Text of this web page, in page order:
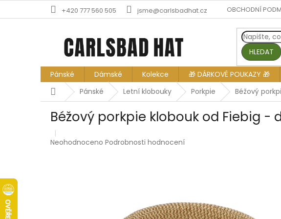
+420 777 560 505 jsme@carlsbadhat.cz OBCHODNÍ
HLEDAT
Pánské Dámské Kolekce 🎁 DÁRKOVÉ POUKAZY 🎁
DomůPánské Letní klobouky Porkpie Béžový
Béžový porkpie klobouk od Fiebig -
Průměrné
Neohodnoceno Podrobnosti hodnocení